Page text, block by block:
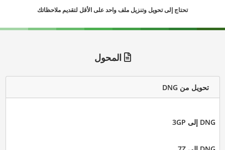
تحتاج إلى تحويل وتنزيل ملف واحد على الأقل لتقديم ملاحظاتك
المحول
تحويل من DNG
DNG إلى 3GP